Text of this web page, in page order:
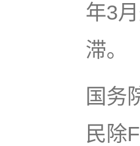
年3
滞。
国务
民除